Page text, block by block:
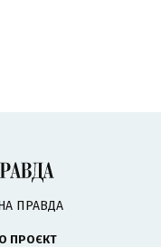
ПРАВДА
ПРОЄКТ